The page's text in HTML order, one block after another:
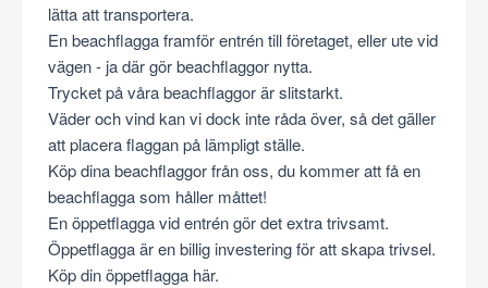
lätta att transportera.
En beachflagga framför entrén till företaget, eller ute vid
vägen - ja där gör beachflaggor nytta.
Trycket på våra beachflaggor är slitstarkt.
Väder och vind kan vi dock inte råda över, så det gäller
att placera flaggan på lämpligt ställe.
Köp dina beachflaggor från oss, du kommer att få en
beachflagga som håller måttet!
En öppetflagga vid entrén gör det extra trivsamt.
Öppetflagga är en billig investering för att skapa trivsel.
Köp din öppetflagga här.